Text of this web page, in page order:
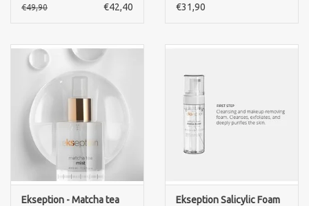
€49,90 €42,40
€31,90
Ekseption - Matcha tea
Ekseption Salicylic Foam